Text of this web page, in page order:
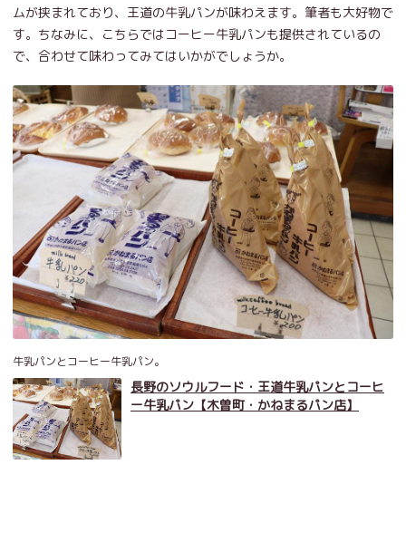
ムが挟まれており、王道の牛乳パンが味わえます。筆者も大好物で
す。ちなみに、こちらではコーヒー牛乳パンも提供されているの
で、合わせて味わってみてはいかがでしょうか。
牛乳パンとコーヒー牛乳パン。
長野のソウルフード・王道牛乳パンとコーヒ
ー牛乳パン【木曽町・かねまるパン店】